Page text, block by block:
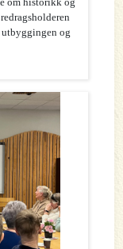
utbyggingen og